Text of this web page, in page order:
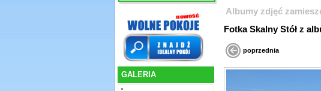
GALERIA
Albumy zdjęć
Fotka Skalny Stół z
poprzednia